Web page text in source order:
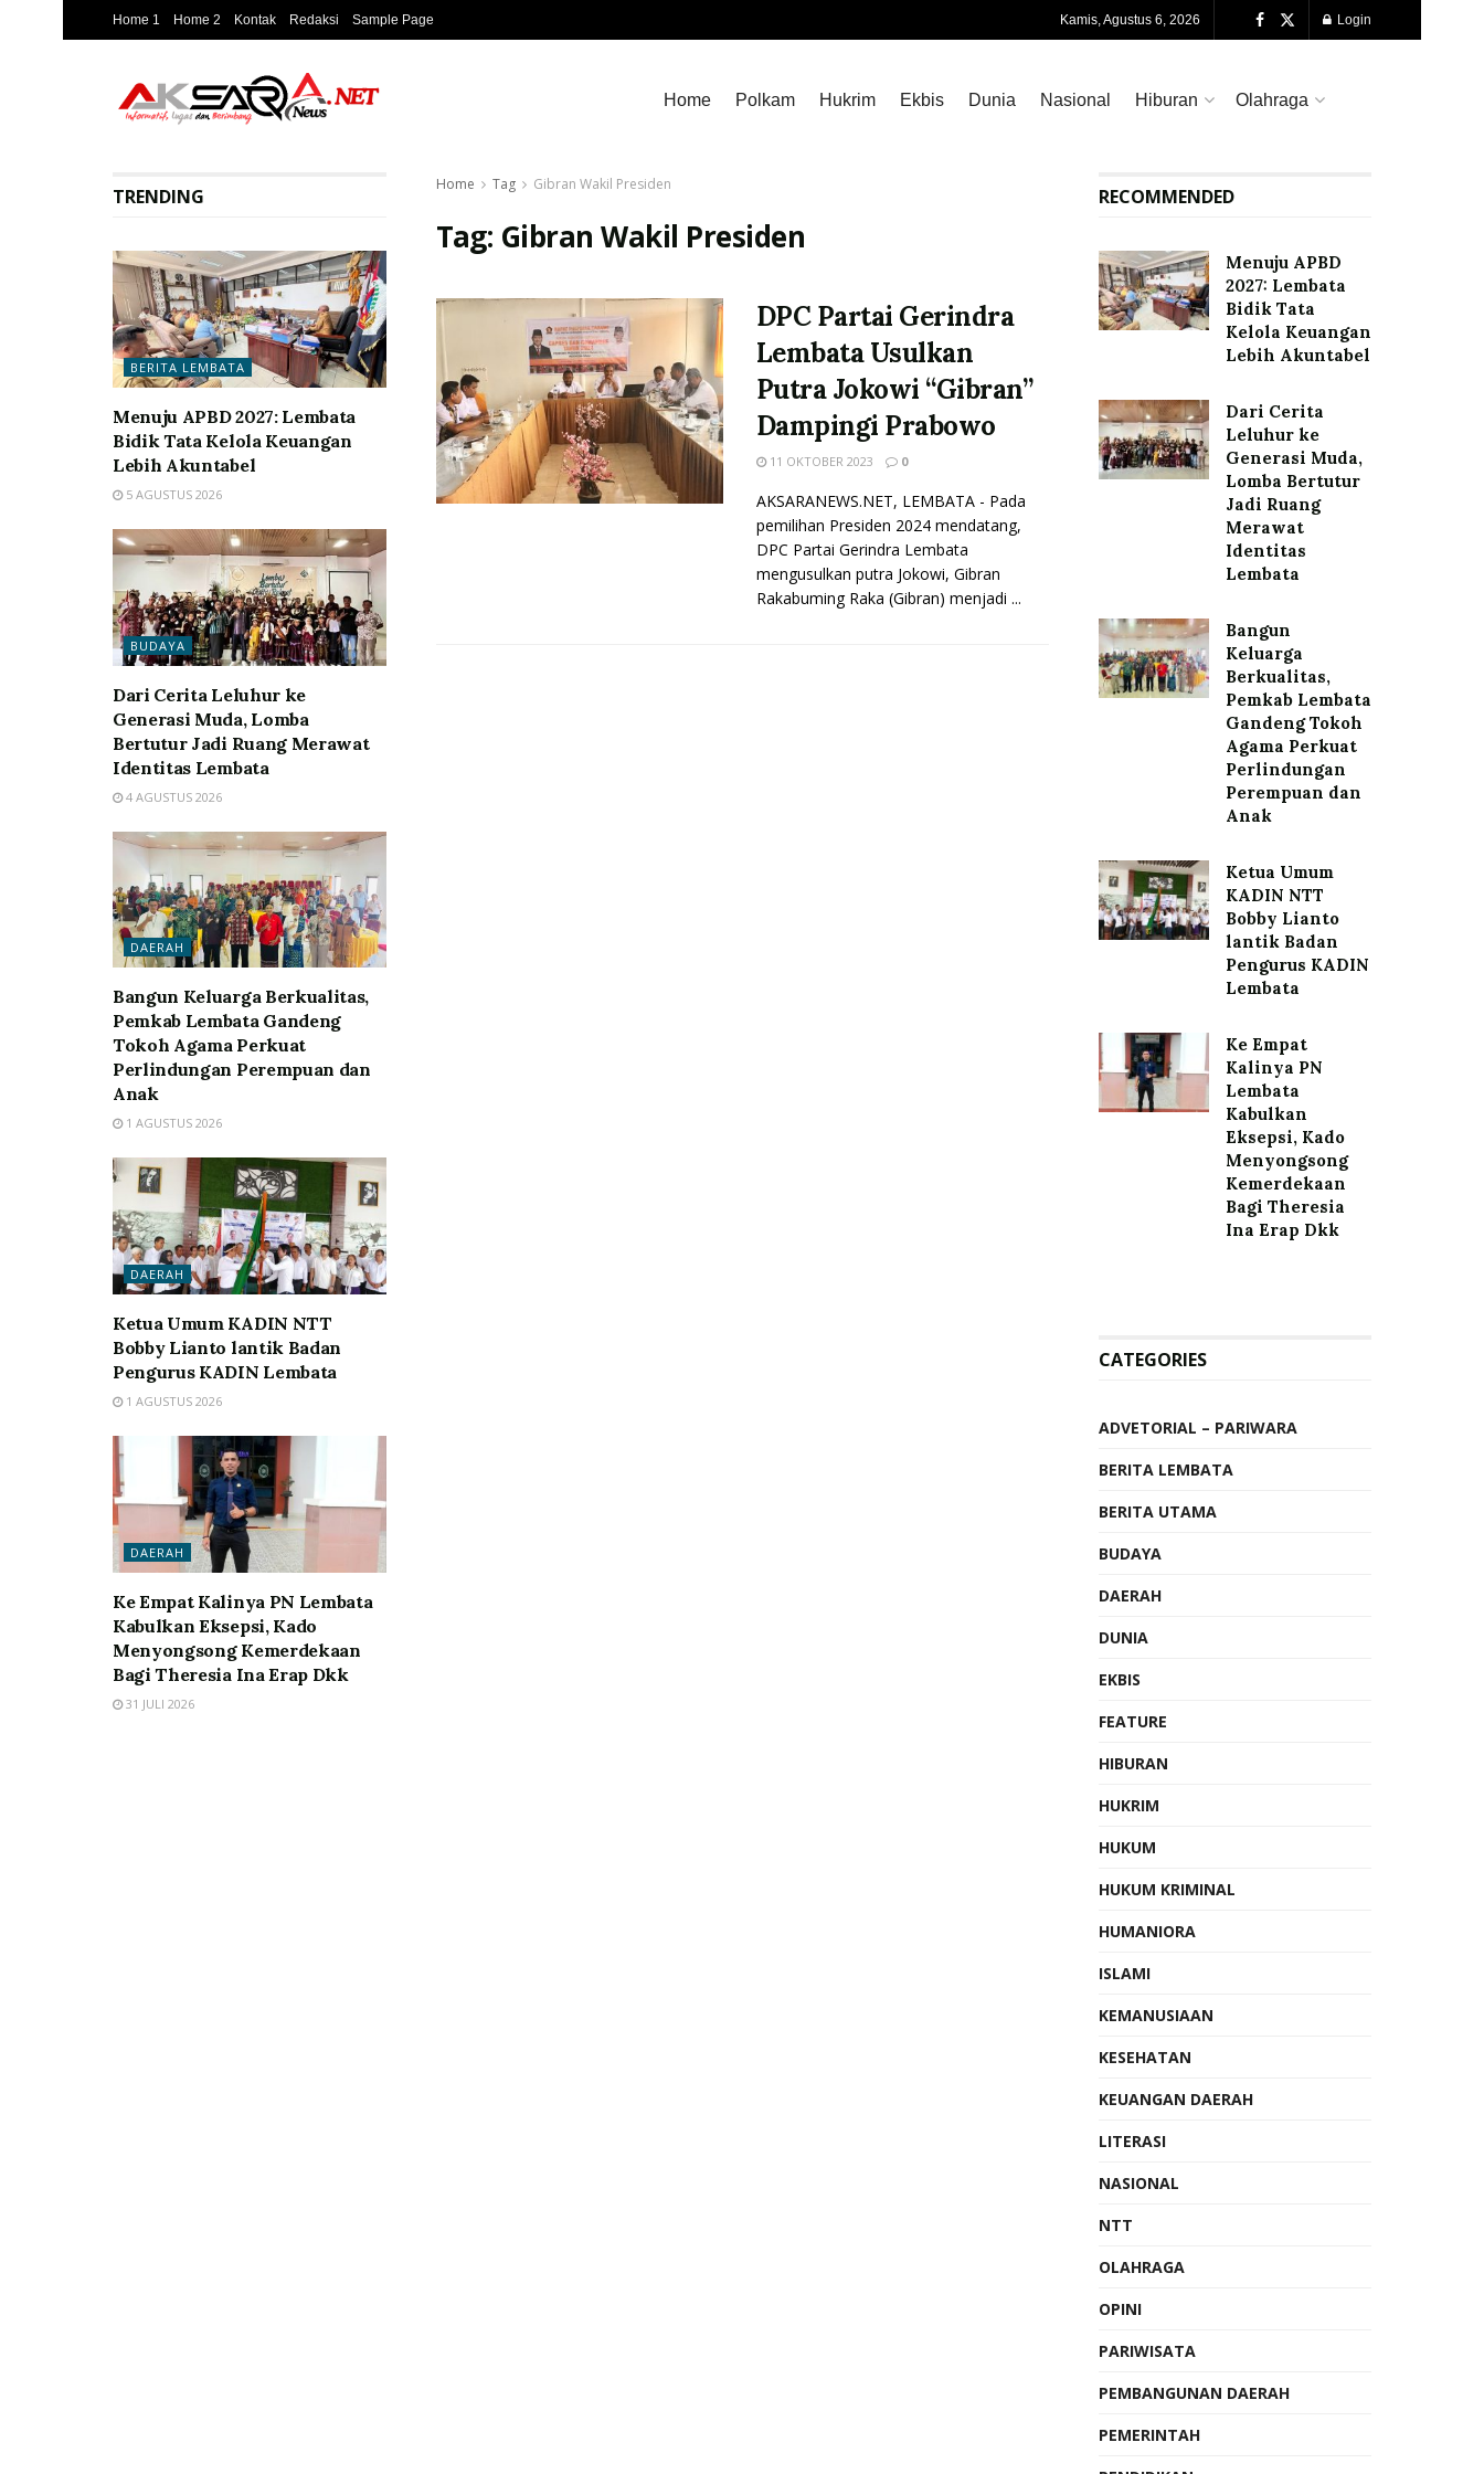
Home 1 Home 2 Kontak Redaksi Sample Page Kamis, Agustus 6, 2026 Login
Home Polkam Hukrim Ekbis Dunia Nasional Hiburan Olahraga
Home Tag Gibran Wakil Presiden
Tag: Gibran Wakil Presiden
DPC Partai Gerindra
Lembata Usulkan
Putra Jokowi “Gibran”
Dampingi Prabowo
11 OKTOBER 2023 0
AKSARANEWS.NET, LEMBATA - Pada
pemilihan Presiden 2024 mendatang,
DPC Partai Gerindra Lembata
mengusulkan putra Jokowi, Gibran
Rakabuming Raka (Gibran) menjadi ...
TRENDING
BERITA LEMBATA
Menuju APBD 2027: Lembata
Bidik Tata Kelola Keuangan
Lebih Akuntabel
5 AGUSTUS 2026
BUDAYA
Dari Cerita Leluhur ke
Generasi Muda, Lomba
Bertutur Jadi Ruang Merawat
Identitas Lembata
4 AGUSTUS 2026
DAERAH
Bangun Keluarga Berkualitas,
Pemkab Lembata Gandeng
Tokoh Agama Perkuat
Perlindungan Perempuan dan
Anak
1 AGUSTUS 2026
DAERAH
Ketua Umum KADIN NTT
Bobby Lianto lantik Badan
Pengurus KADIN Lembata
1 AGUSTUS 2026
DAERAH
Ke Empat Kalinya PN Lembata
Kabulkan Eksepsi, Kado
Menyongsong Kemerdekaan
Bagi Theresia Ina Erap Dkk
31 JULI 2026
RECOMMENDED
Menuju APBD
2027: Lembata
Bidik Tata
Kelola Keuangan
Lebih Akuntabel
Dari Cerita
Leluhur ke
Generasi Muda,
Lomba Bertutur
Jadi Ruang
Merawat
Identitas
Lembata
Bangun
Keluarga
Berkualitas,
Pemkab Lembata
Gandeng Tokoh
Agama Perkuat
Perlindungan
Perempuan dan
Anak
Ketua Umum
KADIN NTT
Bobby Lianto
lantik Badan
Pengurus KADIN
Lembata
Ke Empat
Kalinya PN
Lembata
Kabulkan
Eksepsi, Kado
Menyongsong
Kemerdekaan
Bagi Theresia
Ina Erap Dkk
CATEGORIES
ADVETORIAL – PARIWARA
BERITA LEMBATA
BERITA UTAMA
BUDAYA
DAERAH
DUNIA
EKBIS
FEATURE
HIBURAN
HUKRIM
HUKUM
HUKUM KRIMINAL
HUMANIORA
ISLAMI
KEMANUSIAAN
KESEHATAN
KEUANGAN DAERAH
LITERASI
NASIONAL
NTT
OLAHRAGA
OPINI
PARIWISATA
PEMBANGUNAN DAERAH
PEMERINTAH